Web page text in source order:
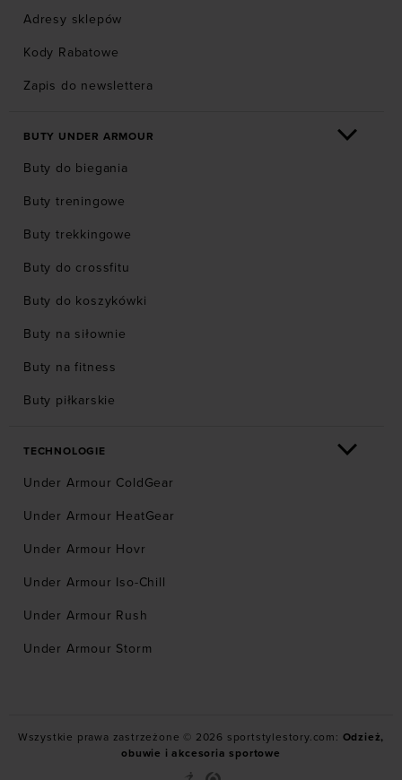
Adresy sklepów
Kody Rabatowe
Zapis do newslettera
BUTY UNDER ARMOUR
Buty do biegania
Buty treningowe
Buty trekkingowe
Buty do crossfitu
Buty do koszykówki
Buty na siłownie
Buty na fitness
Buty piłkarskie
TECHNOLOGIE
Under Armour ColdGear
Under Armour HeatGear
Under Armour Hovr
Under Armour Iso-Chill
Under Armour Rush
Under Armour Storm
Wszystkie prawa zastrzeżone © 2026 sportstylestory.com: Odzież,
obuwie i akcesoria sportowe